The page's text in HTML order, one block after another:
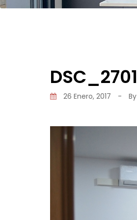
26 Enero, 2017 - By